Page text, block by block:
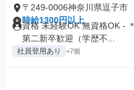
〒249-0006神奈川県逗子市
時給1300円以上
資格 未経験OK 無資格OK -
第二新卒歓迎（学歴不...
社員登用あり +7個